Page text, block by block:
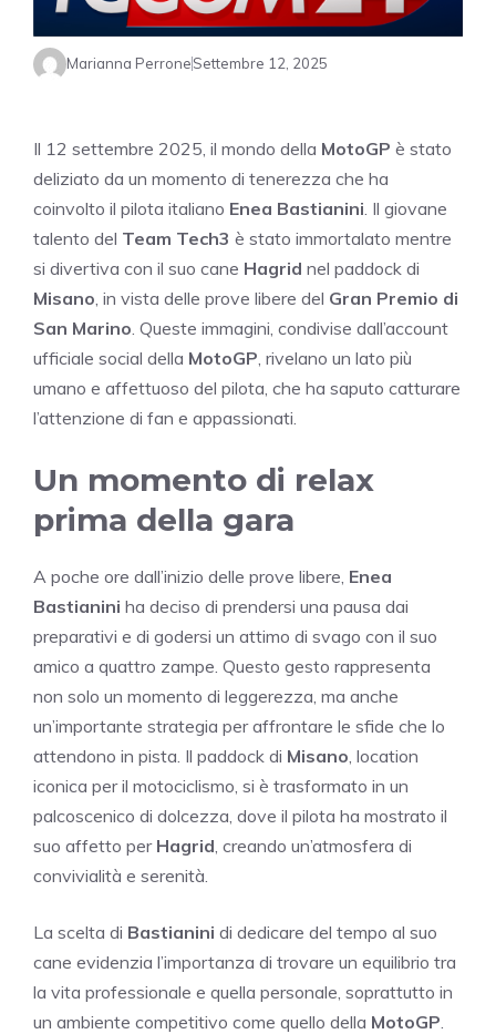
Marianna PerroneSettembre 12, 2025
Il 12 settembre 2025, il mondo della MotoGP è stato
deliziato da un momento di tenerezza che ha
coinvolto il pilota italiano Enea Bastianini . Il giovane
talento del Team Tech3 è stato immortalato mentre
si divertiva con il suo cane Hagrid nel paddock di
Misano , in vista delle prove libere del Gran Premio di
San Marino . Queste immagini, condivise dall’account
ufficiale social della MotoGP , rivelano un lato più
umano e affettuoso del pilota, che ha saputo catturare
l’attenzione di fan e appassionati.
Un momento di relax
prima della gara
A poche ore dall’inizio delle prove libere, Enea
Bastianini ha deciso di prendersi una pausa dai
preparativi e di godersi un attimo di svago con il suo
amico a quattro zampe. Questo gesto rappresenta
non solo un momento di leggerezza, ma anche
un’importante strategia per affrontare le sfide che lo
attendono in pista. Il paddock di Misano , location
iconica per il motociclismo, si è trasformato in un
palcoscenico di dolcezza, dove il pilota ha mostrato il
suo affetto per Hagrid , creando un’atmosfera di
convivialità e serenità.
La scelta di Bastianini di dedicare del tempo al suo
cane evidenzia l’importanza di trovare un equilibrio tra
la vita professionale e quella personale, soprattutto in
un ambiente competitivo come quello della MotoGP